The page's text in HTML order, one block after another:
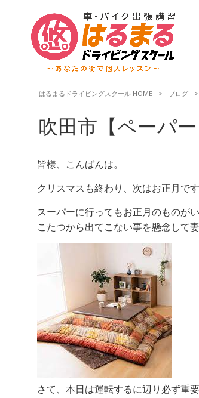
はるまるドライビングスクール HOME > ブログ >
吹田市【ペーパ
皆様、こんばんは。
クリスマスも終わり、次はお正月です
スーパーに行ってもお正月のものが
こたつから出てこない事を懸念して
さて、本日は運転するに辺り必ず重